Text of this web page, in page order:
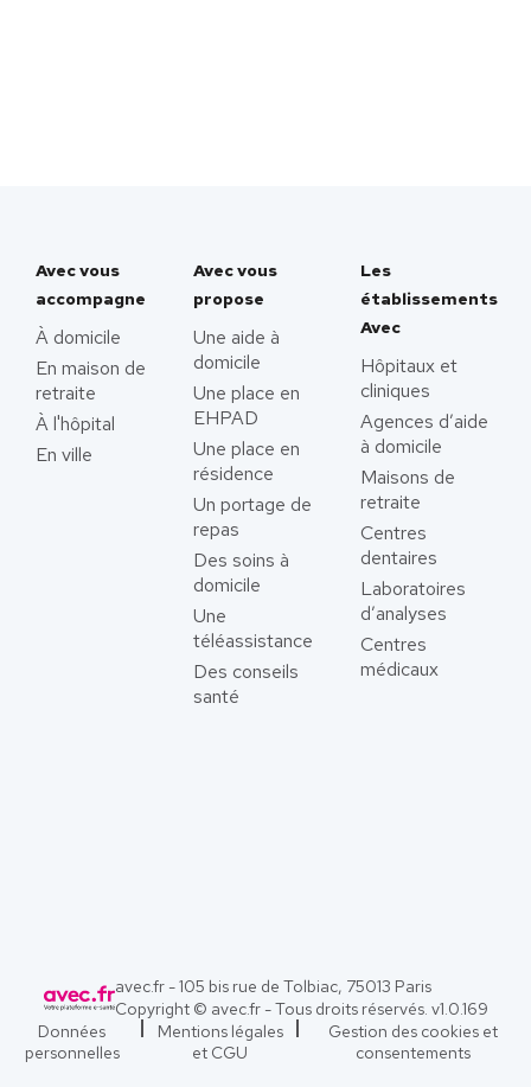
Avec vous
accompagne
À domicile
En maison de
retraite
À l'hôpital
En ville
Avec vous
propose
Une aide à
domicile
Une place en
EHPAD
Une place en
résidence
Un portage de
repas
Des soins à
domicile
Une
téléassistance
Des conseils
santé
Les
établissements
Avec
Hôpitaux et
cliniques
Agences d’aide
à domicile
Maisons de
retraite
Centres
dentaires
Laboratoires
d’analyses
Centres
médicaux
avec.fr - 105 bis rue de Tolbiac, 75013 Paris
Copyright © avec.fr - Tous droits réservés. v1.0.169
Données
personnelles
Mentions légales
et CGU
Gestion des cookies et
consentements